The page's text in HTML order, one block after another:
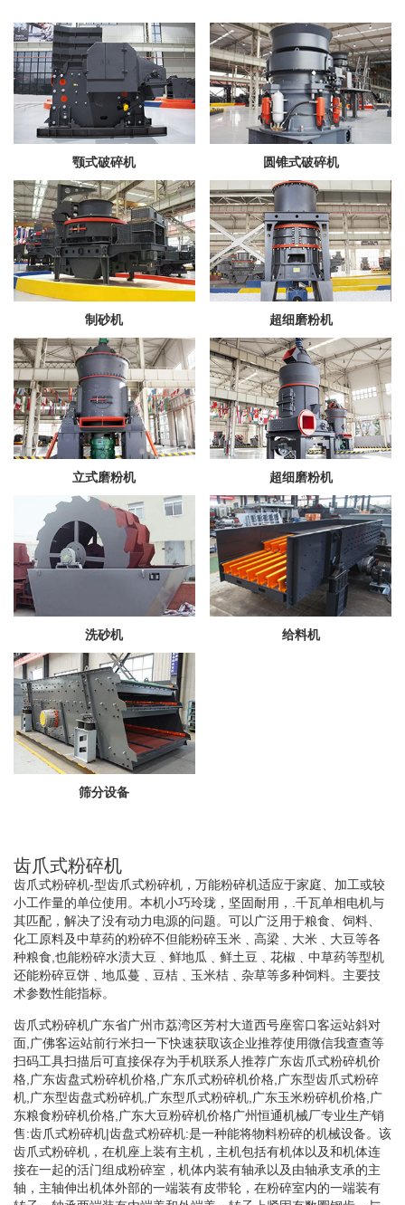
颚式破碎机 圆锥式破碎机
制砂机 超细磨粉机
立式磨粉机 超细磨粉机
洗砂机 给料机
筛分设备
齿爪式粉碎机
齿爪式粉碎机-型齿爪式粉碎机，万能粉碎机适应于家庭、加工或较
小工作量的单位使用。本机小巧玲珑，坚固耐用，.千瓦单相电机与
其匹配，解决了没有动力电源的问题。可以广泛用于粮食、饲料、
化工原料及中草药的粉碎不但能粉碎玉米﹑高梁﹑大米﹑大豆等各
种粮食,也能粉碎水渍大豆﹑鲜地瓜﹑鲜土豆﹑花椒﹑中草药等型机
还能粉碎豆饼﹑地瓜蔓﹑豆桔﹑玉米桔﹑杂草等多种饲料。主要技
术参数性能指标。
齿爪式粉碎机广东省广州市荔湾区芳村大道西号座窖口客运站斜对
面,广佛客运站前行米扫一下快速获取该企业推荐使用微信我查查等
扫码工具扫描后可直接保存为手机联系人推荐广东齿爪式粉碎机价
格,广东齿盘式粉碎机价格,广东爪式粉碎机价格,广东型齿爪式粉碎
机,广东型齿盘式粉碎机,广东型爪式粉碎机,广东玉米粉碎机价格,广
东粮食粉碎机价格,广东大豆粉碎机价格广州恒通机械厂专业生产销
售:齿爪式粉碎机|齿盘式粉碎机:是一种能将物料粉碎的机械设备。该
齿爪式粉碎机，在机座上装有主机，主机包括有机体以及和机体连
接在一起的活门组成粉碎室，机体内装有轴承以及由轴承支承的主
轴，主轴伸出机体外部的一端装有皮带轮，在粉碎室内的一端装有